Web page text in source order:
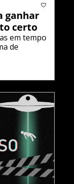
ganhar
certo
em tempo
de